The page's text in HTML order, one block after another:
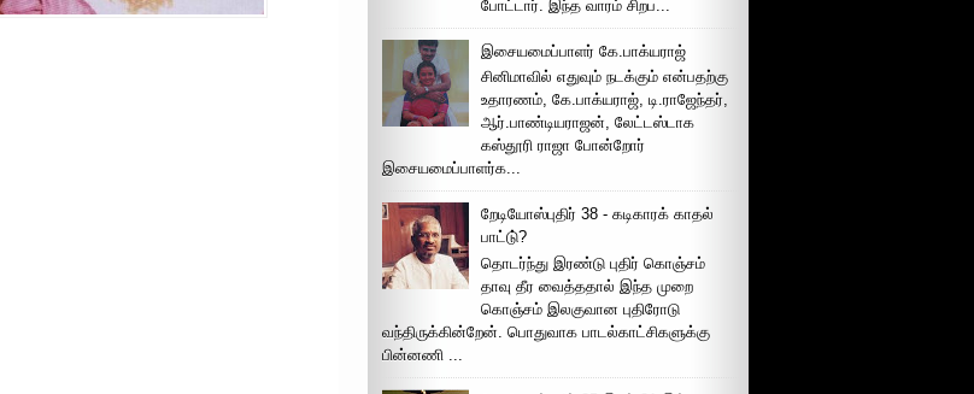
போட்டார். இந்த வாரம் சிறப...
இசையமைப்பாளர் கே.பாக்யராஜ்
சினிமாவில் எதுவும் நடக்கும் என்பதற்கு
உதாரணம், கே.பாக்யராஜ், டி.ராஜேந்தர்,
ஆர்.பாண்டியராஜன், லேட்டஸ்டாக
கஸ்தூரி ராஜா போன்றோர்
இசையமைப்பாளர்க...
றேடியோஸ்புதிர் 38 - கடிகாரக் காதல்
பாட்டு்?
தொடர்ந்து இரண்டு புதிர் கொஞ்சம்
தாவு தீர வைத்ததால் இந்த முறை
கொஞ்சம் இலகுவான புதிரோடு
வந்திருக்கின்றேன். பொதுவாக பாடல்காட்சிகளுக்கு
பின்னணி ...